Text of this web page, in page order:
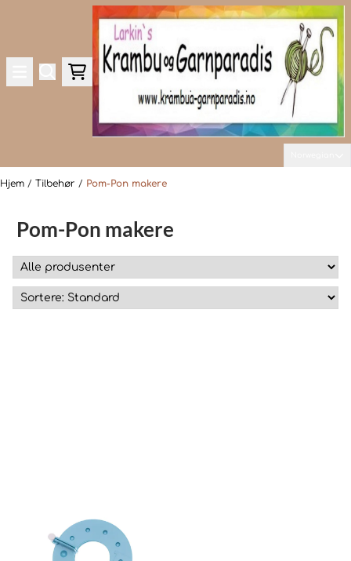
Hopp til innhold
Hjem / Tilbehør / Pom-Pon makere
Pom-Pon makere